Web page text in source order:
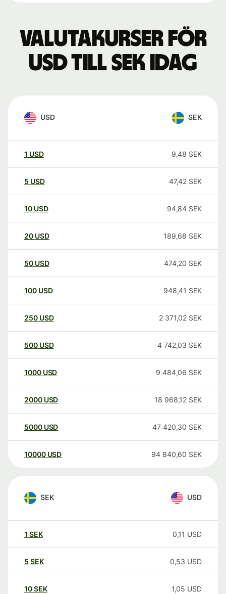
Valutakurser för
USD till SEK idag
USD SEK
1 USD 9,48 SEK
5 USD 47,42 SEK
10 USD 94,84 SEK
20 USD 189,68 SEK
50 USD 474,20 SEK
100 USD 948,41 SEK
250 USD 2 371,02 SEK
500 USD 4 742,03 SEK
1000 USD 9 484,06 SEK
2000 USD 18 968,12 SEK
5000 USD 47 420,30 SEK
10000 USD 94 840,60 SEK
SEK USD
1 SEK 0,11 USD
5 SEK 0,53 USD
10SEK 1,05 USD